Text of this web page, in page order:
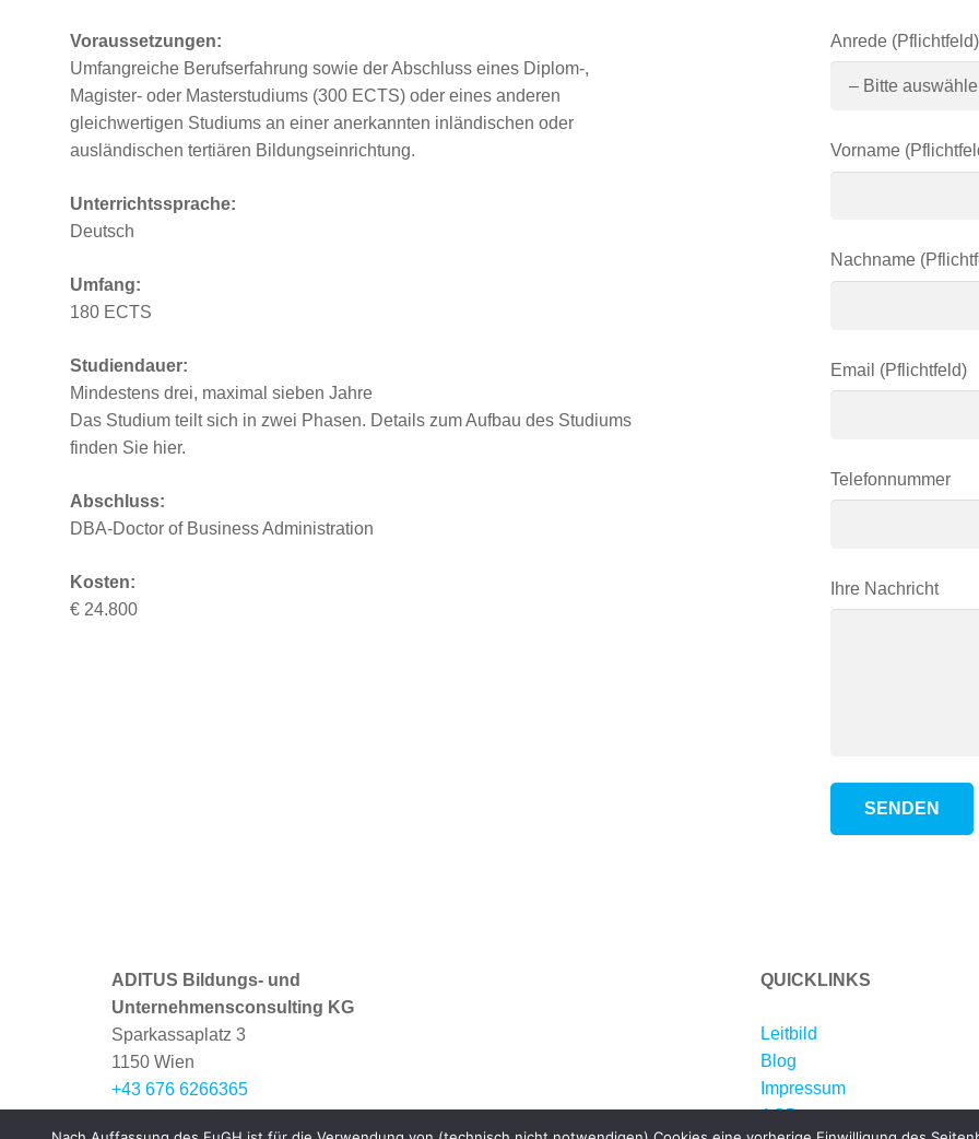
Voraussetzungen:
Umfangreiche Berufserfahrung sowie der Abschluss eines Diplom-,
Magister- oder Masterstudiums (300 ECTS) oder eines anderen
gleichwertigen Studiums an einer anerkannten inländischen oder
ausländischen tertiären Bildungseinrichtung.
Unterrichtssprache:
Deutsch
Umfang:
180 ECTS
Studiendauer:
Mindestens drei, maximal sieben Jahre
Das Studium teilt sich in zwei Phasen. Details zum Aufbau des Studiums
finden Sie hier.
Abschluss:
DBA-Doctor of Business Administration
Kosten:
€ 24.800
Anrede (Pflichtfeld)
Vorname
Nachname
Email (Pflichtfeld)
Telefonnummer
Ihre Nachricht
ADITUS Bildungs- und
Unternehmensconsulting KG
Sparkassaplatz 3
1150 Wien
+43 676 6266365
QUICKLINKS
Leitbild
Blog
Impressum
AGB